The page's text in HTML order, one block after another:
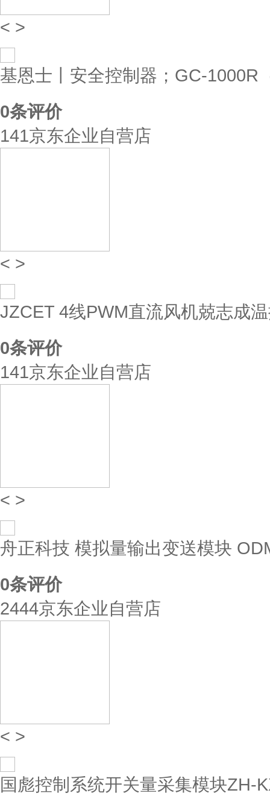
< >
基恩士丨安全控制器；GC-1000R
0条评价
141京东企业自营店
< >
JZCET 4线PWM直流风机兢志成
0条评价
141京东企业自营店
< >
舟正科技 模拟量输出变送模块
0条评价
2444京东企业自营店
< >
国彪控制系统开关量采集模块ZH-